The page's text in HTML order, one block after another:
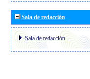
Sala de redacción
Sala de redacción